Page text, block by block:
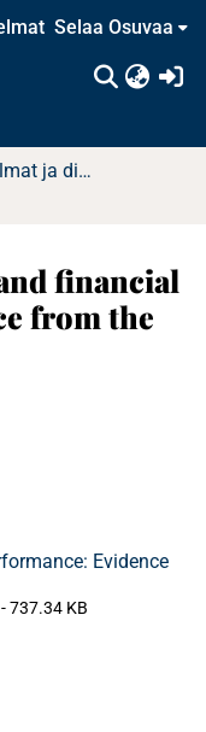
Selaa Osuvaa
Pro gradu -tutkielmat ja diplomityöt
financial
from the
Evidence
737.34 KB